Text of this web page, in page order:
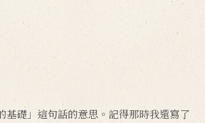
礎」這句話的意思。記得那時我還寫了